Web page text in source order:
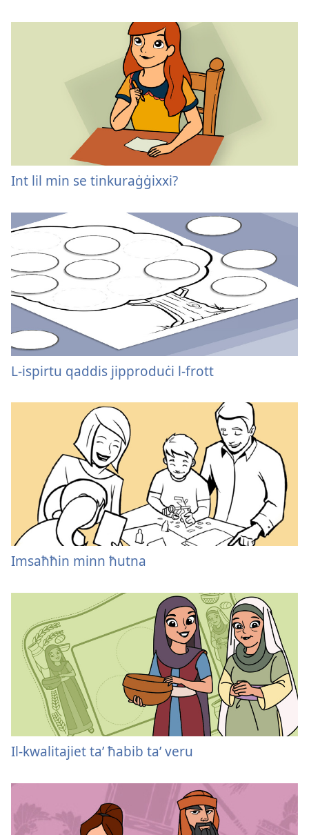
Int lil min se tinkuraġġixxi?
L-ispirtu qaddis jipproduċi l-frott
Imsaħħin minn ħutna
Il-kwalitajiet taʼ ħabib taʼ veru